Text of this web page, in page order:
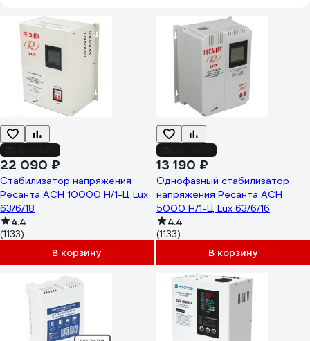
22 090 ₽
Стабилизатор напряжения
Ресанта АСН 10000 Н/1-Ц Lux
63/6/18
4.4
(1133)
В корзину
13 190 ₽
Однофазный стабилизатор
напряжения Ресанта АСН
5000 Н/1-Ц Lux 63/6/16
4.4
(1133)
В корзину